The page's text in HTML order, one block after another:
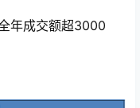
年成交额超3000